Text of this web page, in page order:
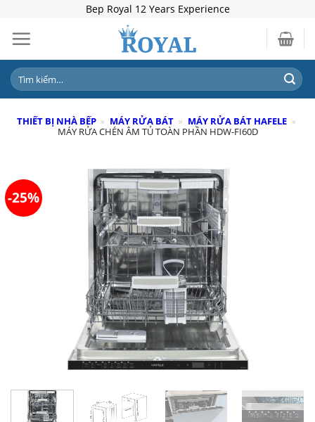
content
Bep Royal 12 Years Experience
Tìm
kiếm:
THIẾT BỊ NHÀ BẾP » MÁY RỬA BÁT » MÁY RỬA BÁT HAFELE »
MÁY RỬA CHÉN ÂM TỦ TOÀN PHẦN HDW-FI60D
-25%